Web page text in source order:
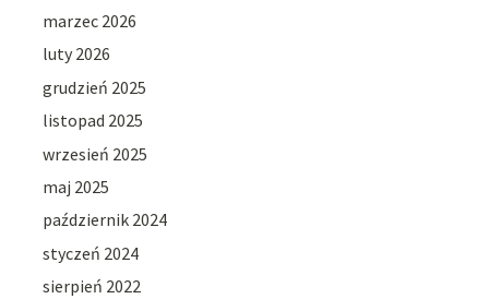
marzec 2026
luty 2026
grudzień 2025
listopad 2025
wrzesień 2025
maj 2025
październik 2024
styczeń 2024
sierpień 2022